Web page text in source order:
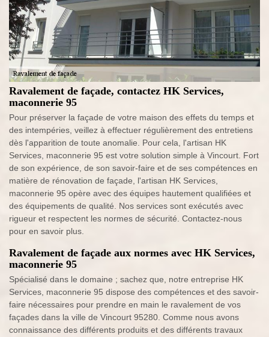
Ravalement de façade, contactez HK Services,
maconnerie 95
Pour préserver la façade de votre maison des effets du temps et
des intempéries, veillez à effectuer régulièrement des entretiens
dès l'apparition de toute anomalie. Pour cela, l'artisan HK
Services, maconnerie 95 est votre solution simple à Vincourt. Fort
de son expérience, de son savoir-faire et de ses compétences en
matière de rénovation de façade, l'artisan HK Services,
maconnerie 95 opère avec des équipes hautement qualifiées et
des équipements de qualité. Nos services sont exécutés avec
rigueur et respectent les normes de sécurité. Contactez-nous
pour en savoir plus.
Ravalement de façade aux normes avec HK Services,
maconnerie 95
Spécialisé dans le domaine ; sachez que, notre entreprise HK
Services, maconnerie 95 dispose des compétences et des savoir-
faire nécessaires pour prendre en main le ravalement de vos
façades dans la ville de Vincourt 95280. Comme nous avons
connaissance des différents produits et des différents travaux